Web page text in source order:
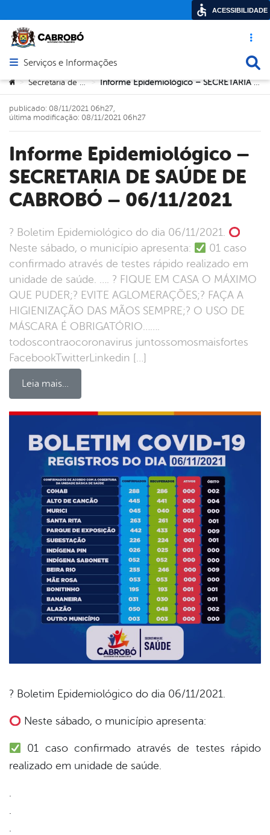
Acesso
Abrir menu principal de navegação
Serviços e Informações
Você está aqui:
> Secretaria de Saúde > Informe Epidemiológico – SECRETARIA DE SAÚDE DE CABROBÓ – 06/11/2021
Informe Epidemiológico –
SECRETARIA DE SAÚDE DE
CABROBÓ – 06/11/2021
? Boletim Epidemiológico do dia 06/11/2021.
Neste sábado, o município apresenta:
01 caso
confirmado através de testes rápido realizado em
unidade de saúde. …. ? FIQUE EM CASA O MÁXIMO
QUE PUDER;? EVITE AGLOMERAÇÕES;? FAÇA A
HIGIENIZAÇÃO DAS MÃOS SEMPRE;? O USO DE
MÁSCARA É OBRIGATÓRIO…….
todoscontraocoronavirus juntossomosmaisfortes
FacebookTwitterLinkedin […]
Leia mais…
publicado: 08/11/2021 06h27,
última modificação: 08/11/2021 06h27
? Boletim Epidemiológico do dia 06/11/2021.
Neste sábado, o município apresenta:
01 caso confirmado através de testes rápido
realizado em unidade de saúde.
.
.
.
ACESSIBILIDADE